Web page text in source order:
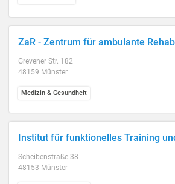
ZaR - Zentrum für ambulante
Grevener Str. 182
48159 Münster
Medizin & Gesundheit
Institut für funktionelles Training
Scheibenstraße 38
48153 Münster